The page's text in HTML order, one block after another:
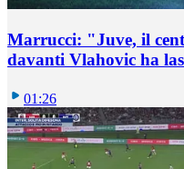
Marrucci: "Juve, il
davanti Vlahovic ha
01:26